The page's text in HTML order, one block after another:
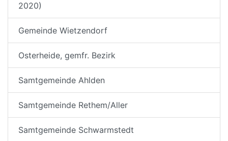
2020)
Gemeinde Wietzendorf
Osterheide, gemfr. Bezirk
Samtgemeinde Ahlden
Samtgemeinde Rethem/Aller
Samtgemeinde Schwarmstedt